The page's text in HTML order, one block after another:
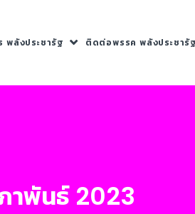
พลังประชารัฐ ติดต่อพรรค พลังประชารัฐ
าพันธ์ 2023